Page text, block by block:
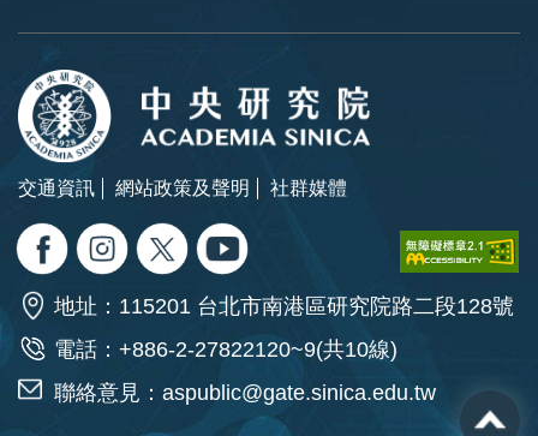
交通資訊 網站政策及聲明 社群媒體
地址：115201 台北市南港區研究院路二段128號
電話：+886-2-27822120~9(共10線)
聯絡意見： aspublic@gate.sinica.edu.tw